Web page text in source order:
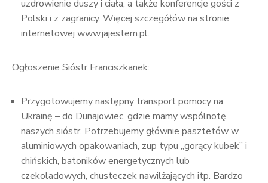
uzdrowienie duszy i ciała, a także konferencje gości z
Polski i z zagranicy. Więcej szczegółów na stronie
internetowej www.jajestem.pl.
Ogłoszenie Sióstr Franciszkanek:
Przygotowujemy następny transport pomocy na
Ukrainę – do Dunajowiec, gdzie mamy wspólnotę
naszych sióstr. Potrzebujemy głównie pasztetów w
aluminiowych opakowaniach, zup typu „gorący kubek” i
chińskich, batoników energetycznych lub
czekoladowych, chusteczek nawilżających itp. Bardzo